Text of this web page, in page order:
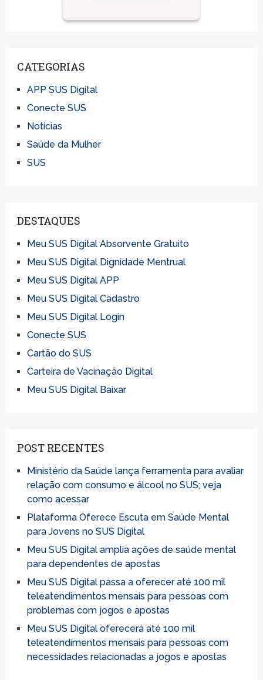
CATEGORIAS
APP SUS Digital
Conecte SUS
Notícias
Saúde da Mulher
SUS
DESTAQUES
Meu SUS Digital Absorvente Gratuito
Meu SUS Digital Dignidade Mentrual
Meu SUS Digital APP
Meu SUS Digital Cadastro
Meu SUS Digital Login
Conecte SUS
Cartão do SUS
Carteira de Vacinação Digital
Meu SUS Digital Baixar
POST RECENTES
Ministério da Saúde lança ferramenta para avaliar
relação com consumo e álcool no SUS; veja
como acessar
Plataforma Oferece Escuta em Saúde Mental
para Jovens no SUS Digital
Meu SUS Digital amplia ações de saúde mental
para dependentes de apostas
Meu SUS Digital passa a oferecer até 100 mil
teleatendimentos mensais para pessoas com
problemas com jogos e apostas
Meu SUS Digital oferecerá até 100 mil
teleatendimentos mensais para pessoas com
necessidades relacionadas a jogos e apostas